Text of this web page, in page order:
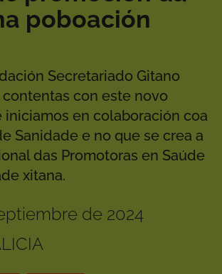
poboación
Secretariado Gitano
con este novo
iniciamos en colaboración coa
Sanidade e no que se crea a
das Promotoras en Saúde
xitana.
de 2024